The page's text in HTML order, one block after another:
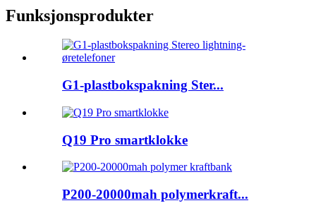
Funksjonsprodukter
G1-plastbokspakning Ster...
Q19 Pro smartklokke
P200-20000mah polymerkraft...